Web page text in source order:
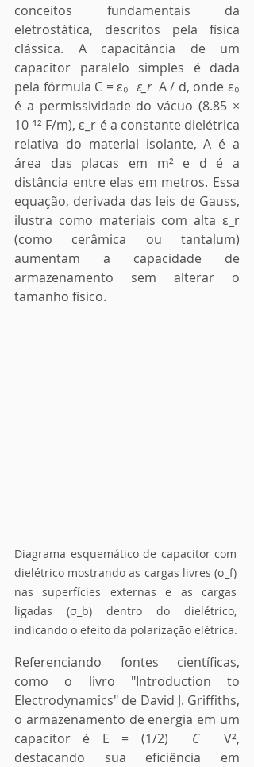
conceitos fundamentais da
eletrostática, descritos pela física
clássica. A capacitância de um
capacitor paralelo simples é dada
pela fórmula C = ε₀ ε_r A / d, onde ε₀
é a permissividade do vácuo (8.85 ×
10⁻¹² F/m), ε_r é a constante dielétrica
relativa do material isolante, A é a
área das placas em m² e d é a
distância entre elas em metros. Essa
equação, derivada das leis de Gauss,
ilustra como materiais com alta ε_r
(como cerâmica ou tantalum)
aumentam a capacidade de
armazenamento sem alterar o
tamanho físico.
Diagrama esquemático de capacitor com
dielétrico mostrando as cargas livres (σ_f)
nas superfícies externas e as cargas
ligadas (σ_b) dentro do dielétrico,
indicando o efeito da polarização elétrica.
Referenciando fontes científicas,
como o livro "Introduction to
Electrodynamics" de David J. Griffiths,
o armazenamento de energia em um
capacitor é E = (1/2)
C
V²,
destacando sua eficiência em